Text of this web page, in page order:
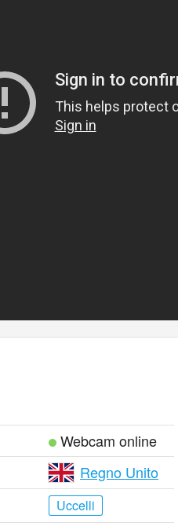
Webcam online
Regno Unito
Uccelli